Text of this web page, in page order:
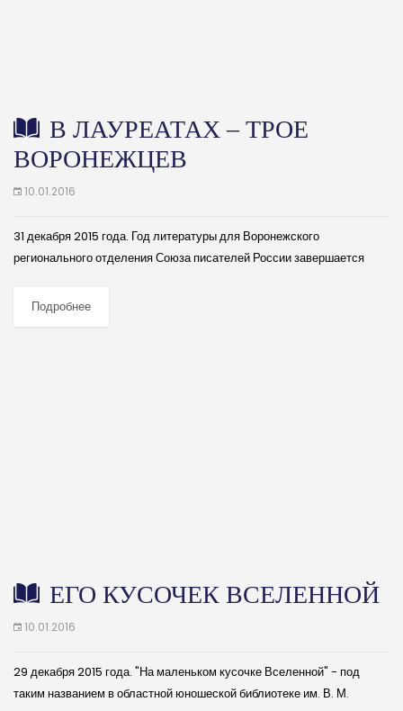
В ЛАУРЕАТАХ – ТРОЕ
ВОРОНЕЖЦЕВ
10.01.2016
31 декабря 2015 года. Год литературы для Воронежского
регионального отделения Союза писателей России завершается
лауреатами сайта “Российский писатель” (rospisatel.ru) за лучшие
публикации...
Подробнее
ЕГО КУСОЧЕК ВСЕЛЕННОЙ
10.01.2016
29 декабря 2015 года. "На маленьком кусочке Вселенной" - под
таким названием в областной юношеской библиотеке им. В. М.